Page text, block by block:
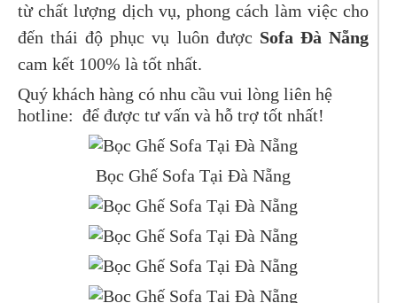
từ chất lượng dịch vụ, phong cách làm việc cho
đến thái độ phục vụ luôn được Sofa Đà Nẵng
cam kết 100% là tốt nhất.
Quý khách hàng có nhu cầu vui lòng liên hệ
hotline: để được tư vấn và hỗ trợ tốt nhất!
Bọc Ghế Sofa Tại Đà Nẵng